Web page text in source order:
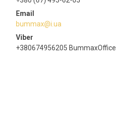
bummax@i.ua
+380674956205 BummaxOffice